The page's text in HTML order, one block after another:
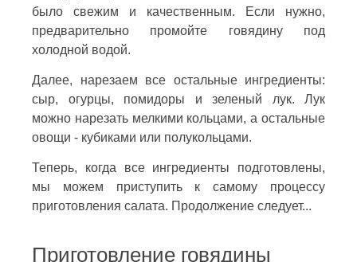
было свежим и качественным. Если нужно,
предварительно промойте говядину под
холодной водой.
Далее, нарезаем все остальные ингредиенты:
сыр, огурцы, помидоры и зеленый лук. Лук
можно нарезать мелкими кольцами, а остальные
овощи - кубиками или полукольцами.
Теперь, когда все ингредиенты подготовлены,
мы можем приступить к самому процессу
приготовления салата. Продолжение следует...
Приготовление говядины